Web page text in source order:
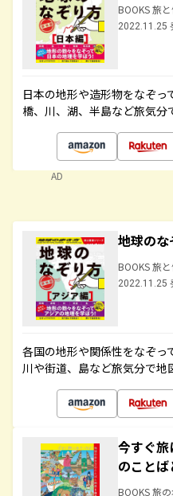
BOOKS 旅
2022.11.25
日本の地形や造形物をなぞ
橋、川、湖、半島など旅気分
AD
地球の
BOOKS 旅
2022.11.25
各国の地形や関係性をなぞっ
川や街道、島など旅気分で地
今すぐ
のことば
BOOKS 旅